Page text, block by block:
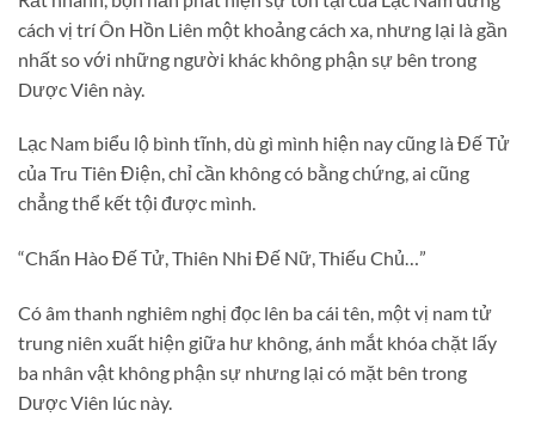
cách vị trí Ôn Hồn Liên một khoảng cách xa, nhưng lại là gần
nhất so với những người khác không phận sự bên trong
Dược Viên này.
Lạc Nam biểu lộ bình tĩnh, dù gì mình hiện nay cũng là Đế Tử
của Tru Tiên Điện, chỉ cần không có bằng chứng, ai cũng
chẳng thể kết tội được mình.
“Chấn Hào Đế Tử, Thiên Nhi Đế Nữ, Thiếu Chủ…”
Có âm thanh nghiêm nghị đọc lên ba cái tên, một vị nam tử
trung niên xuất hiện giữa hư không, ánh mắt khóa chặt lấy
ba nhân vật không phận sự nhưng lại có mặt bên trong
Dược Viên lúc này.